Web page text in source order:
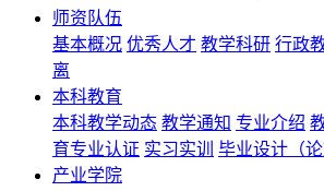
师资队伍
基本概况 优秀人才 教学科研 行政
离
本科教育
本科教学动态 教学通知 专业介绍
育专业认证 实习实训 毕业设计（论
产业学院